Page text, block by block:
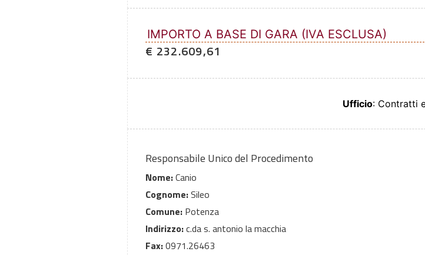
IMPORTO A BASE DI GARA (IVA ESCLUSA)
€ 232.609,61
Ufficio: Contratti
Responsabile Unico del Procedimento
Nome:Canio
Cognome:Sileo
Comune: Potenza
Indirizzo:c.da s. antonio la macchia
Fax:0971.26463